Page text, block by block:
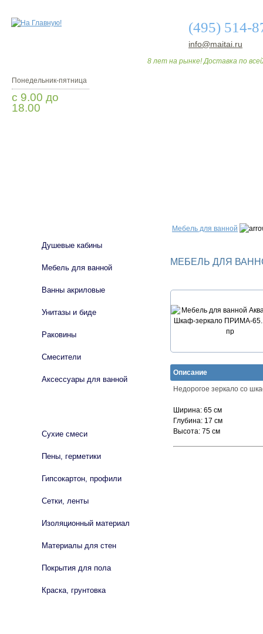
(495) 514-
info@maitai.ru
8 лет на рынке! Доставка по
Понедельник-пятница
с 9.00 до
18.00
Мебель для ванной
МЕБЕЛЬ ДЛЯ
Описание
Недорогое зеркало со
Ширина: 65 см
Глубина: 17 см
Высота: 75 см
Душевые кабины
Мебель для ванной
Ванны акриловые
Унитазы и биде
Раковины
Смесители
Аксессуары для ванной
Сухие смеси
Пены, герметики
Гипсокартон, профили
Сетки, ленты
Изоляционный материал
Материалы для стен
Покрытия для пола
Краска, грунтовка